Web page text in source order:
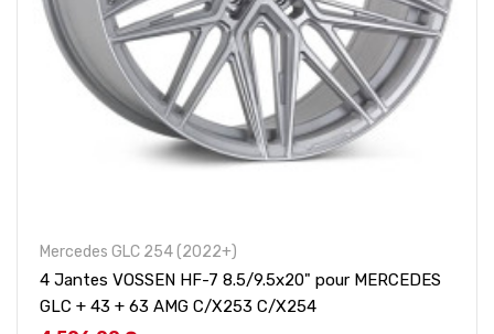
Mercedes GLC 254 (2022+)
4 Jantes VOSSEN HF-7 8.5/9.5x20" pour MERCEDES
GLC + 43 + 63 AMG C/X253 C/X254